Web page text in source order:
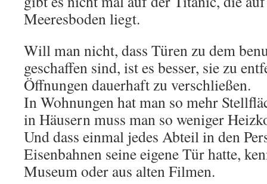
Meeresboden liegt.
Will man nicht, dass Türen zu dem
geschaffen sind, ist es besser, sie zu
Öffnungen dauerhaft zu verschließen.
In Wohnungen hat man so mehr
in Häusern muss man so weniger
Und dass einmal jedes Abteil in den
Eisenbahnen seine eigene Tür hatte,
Museum oder aus alten Filmen.